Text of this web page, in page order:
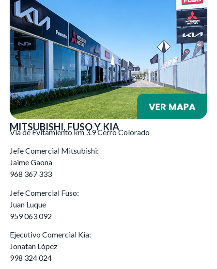
MITSUBISHI, FUSO Y KIA
Via de Evitamiento km 3.9 Cerro Colorado
Jefe Comercial Mitsubishi:
Jaime Gaona
968 367 333
Jefe Comercial Fuso:
Juan Luque
959 063 092
Ejecutivo Comercial Kia:
Jonatan López
998 324 024